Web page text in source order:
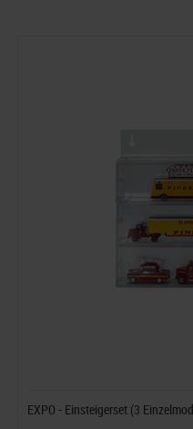
EXPO - Einsteigerset (3